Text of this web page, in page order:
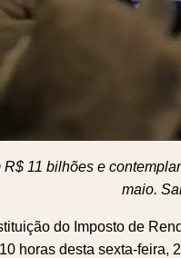
11 bilhões e
maio.
do Imposto de
horas desta sexta-feira,